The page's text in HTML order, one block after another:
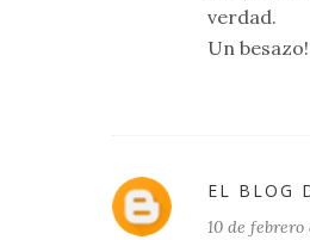
verdad.
Un besazo!
EL BLOG
10 de febrero